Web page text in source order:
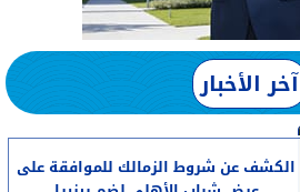
آخر الأخبار
الكشف عن شروط الزمالك للموافقة على